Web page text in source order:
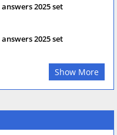
2025 set
2025 set
Show More